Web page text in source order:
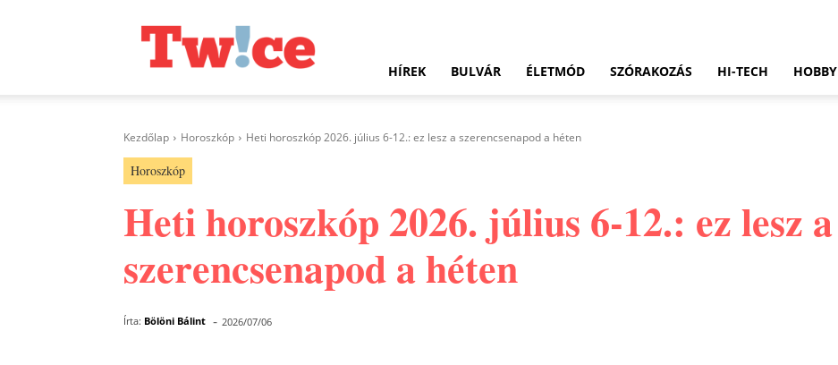
HÍREK BULVÁR ÉLETMÓD SZÓRAKOZÁS HI-TECH HOBBY
Kezdőlap Horoszkóp Heti horoszkóp 2026. július 6-12.: ez lesz a szerencsenapod a héten
Horoszkóp
Heti horoszkóp 2026. július 6-12.: ez lesz a
szerencsenapod a héten
Írta: Bölöni Bálint - 2026/07/06